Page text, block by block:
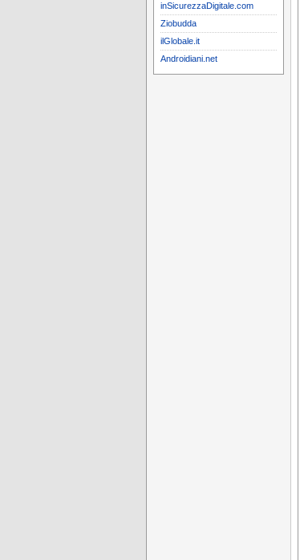
inSicurezzaDigitale.com
Ziobudda
ilGlobale.it
Androidiani.net